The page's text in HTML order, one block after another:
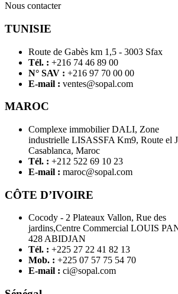
Nous contacter
TUNISIE
Route de Gabès km 1,5 - 3003 Sfax
Tél. : +216 74 46 89 00
N° SAV : +216 97 70 00 00
E-mail : ventes@sopal.com
MAROC
Complexe immobilier DALI, Zone
industrielle LISASSFA Km9, Route el
Casablanca, Maroc
Tél. : +212 522 69 10 23
E-mail : maroc@sopal.com
CÔTE D’IVOIRE
Cocody - 2 Plateaux Vallon, Rue des
jardins,Centre Commercial LOUIS
428 ABIDJAN
Tél. : +225 27 22 41 82 13
Mob. : +225 07 57 75 54 70
E-mail : ci@sopal.com